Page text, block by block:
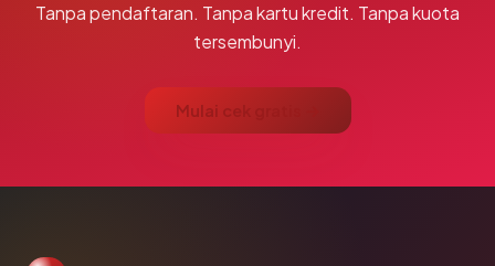
Tanpa pendaftaran. Tanpa kartu kredit. Tanpa kuota
tersembunyi.
Mulai cek gratis →